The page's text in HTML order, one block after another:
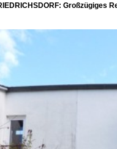
Großzügiges